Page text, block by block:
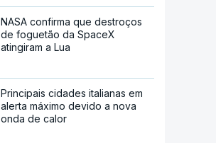
NASA confirma que destroços
de foguetão da SpaceX
atingiram a Lua
Principais cidades italianas em
alerta máximo devido a nova
onda de calor